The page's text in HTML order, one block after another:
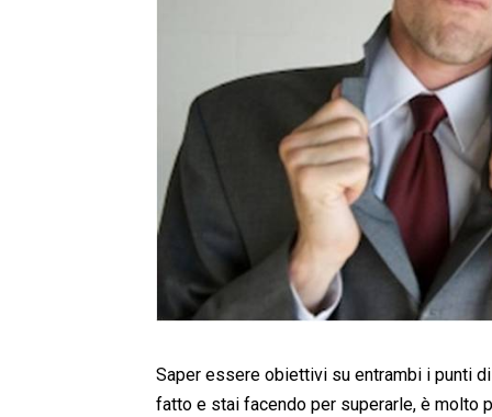
Saper essere obiettivi su entrambi i punti
fatto e stai facendo per superarle, è molto